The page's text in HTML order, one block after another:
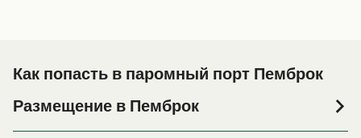
Как попасть в паромный порт Пемброк
Размещение в Пемброк